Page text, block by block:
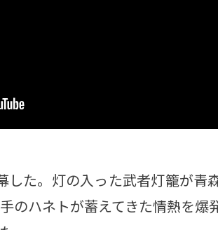
た。灯の入った武者灯籠が青
のハネトが蓄えてきた情熱を爆